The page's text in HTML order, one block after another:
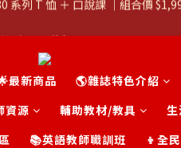
T任選兩件$1000
系列 T 恤 ＋ 口說課 ｜組合價 $1,999
最新商品 🌎雜誌特色介紹
資源 輔助教材/教具
📚英語教師職訓班 👦全